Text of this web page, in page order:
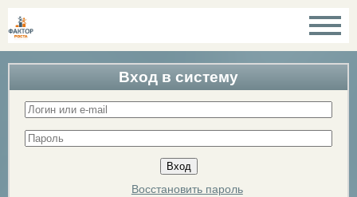
Вход в систему
Восстановить пароль